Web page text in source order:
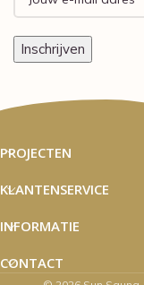
PROJECTEN
KLANTENSERVICE
INFORMATIE
CONTACT